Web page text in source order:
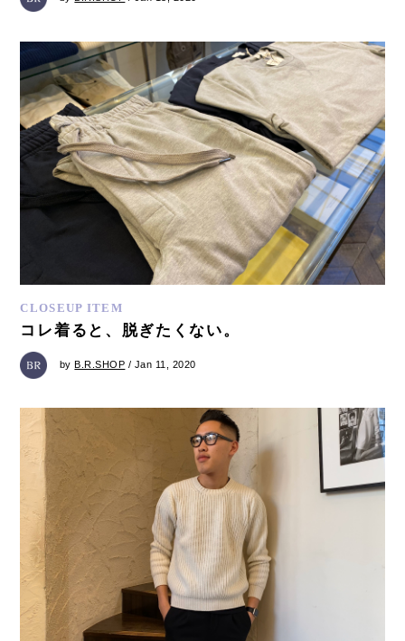
CLOSEUP ITEM
コレ着ると、脱ぎたくない。
byB.R.SHOP / Jan 11, 2020